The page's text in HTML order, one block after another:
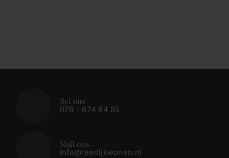
Bel ons
078 - 674 84 85
Mail ons
info@reedijkwonen.nl